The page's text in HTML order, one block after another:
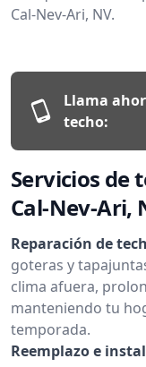
Cal-Nev-Ari, NV.
Llama
techo:
Servicios de
Cal-Nev-Ari,
Reparación de
goteras y
clima afuera,
manteniendo tu
temporada.
Reemplazo e